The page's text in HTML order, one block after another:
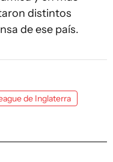
distintos
de ese país.
de Inglaterra